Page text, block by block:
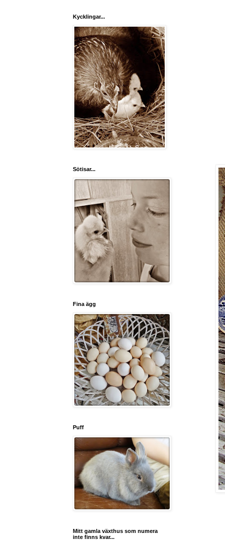
Kycklingar...
Sötisar...
Fina ägg
Puff
Mitt gamla växthus som numera
inte finns kvar...